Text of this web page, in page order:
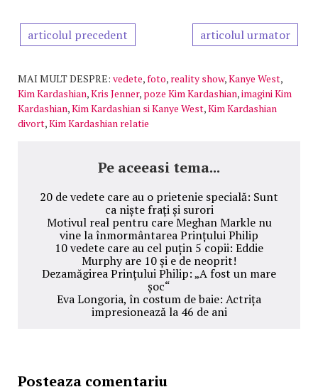
articolul precedent articolul urmator
MAI MULT DESPRE: vedete,foto, reality show,Kanye West,
Kim Kardashian,Kris Jenner, poze Kim Kardashian,imagini Kim
Kardashian,Kim Kardashian si Kanye West,Kim Kardashian
divort,Kim Kardashian relatie
Pe aceeasi tema...
20 de vedete care au o prietenie specială: Sunt
ca niște frați și surori
Motivul real pentru care Meghan Markle nu
vine la înmormântarea Prințului Philip
10 vedete care au cel puțin 5 copii: Eddie
Murphy are 10 și e de neoprit!
Dezamăgirea Prințului Philip: „A fost un mare
șoc“
Eva Longoria, în costum de baie: Actrița
impresionează la 46 de ani
Posteaza comentariu